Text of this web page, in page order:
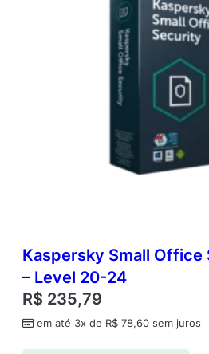
Kaspersky Small Office
– Level 20-24
R$ 235,79
em até 3x de R$ 78,60 sem juros